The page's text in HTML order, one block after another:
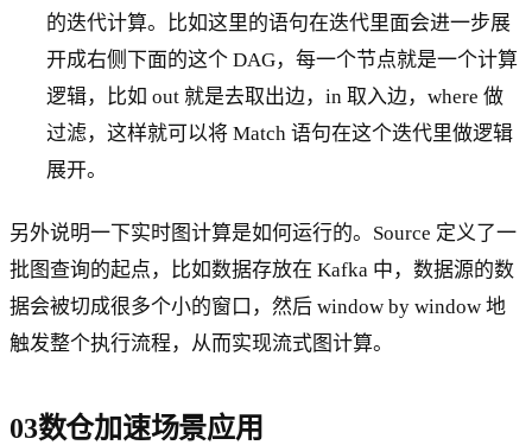
的迭代计算。比如这里的语句在迭代里面会进一步展
开成右侧下面的这个 DAG，每一个节点就是一个计算
逻辑，比如 out 就是去取出边，in 取入边，where 做
过滤，这样就可以将 Match 语句在这个迭代里做逻辑
展开。
另外说明一下实时图计算是如何运行的。Source 定义了一
批图查询的起点，比如数据存放在 Kafka 中，数据源的数
据会被切成很多个小的窗口，然后 window by window 地
触发整个执行流程，从而实现流式图计算。
03数仓加速场景应用